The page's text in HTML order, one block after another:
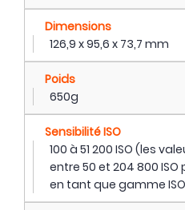
Dimensions
126,9 x 95,6 x 73,7 mm
Poids
650g
Sensibilité ISO
100 à 51 200 ISO (les
entre 50 et 204 800
en tant que gamme